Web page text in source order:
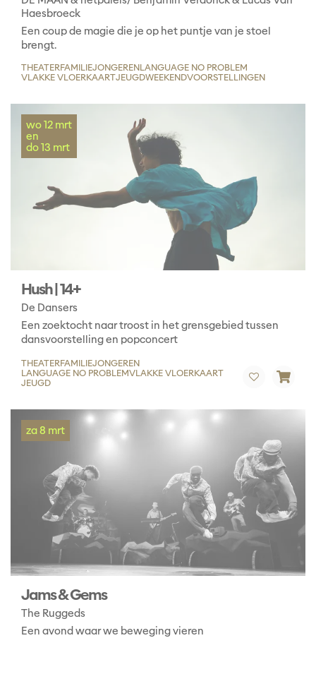
Haesbroeck
Een coup de magie die je op het puntje van je stoel
brengt.
THEATERFAMILIEJONGERENLANGUAGE NO PROBLEM
VLAKKE VLOERKAARTJEUGDWEEKENDVOORSTELLINGEN
Hush | 14+
De Dansers
Een zoektocht naar troost in het grensgebied tussen
dansvoorstelling en popconcert
wo 12 mrt
en
do 13 mrt
THEATERFAMILIEJONGEREN
LANGUAGE NO PROBLEMVLAKKE VLOERKAART
JEUGD
Jams & Gems
The Ruggeds
Een avond waar we beweging vieren
za 8 mrt